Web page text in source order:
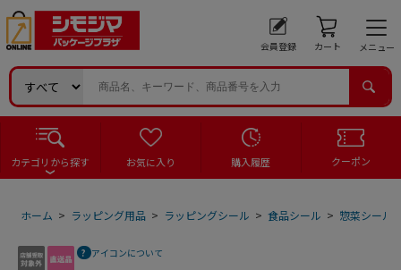
会員登録 カート メニュー
カテゴリから探す お気に入り 購入履歴 クーポン
ホーム > ラッピング用品 > ラッピングシール > 食品シール > 惣菜シール
アイコンについて